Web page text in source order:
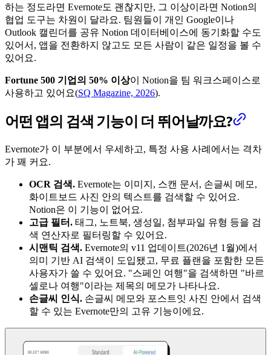
하는 정도라면 Evernote도 괜찮지만, 그 이상이라면 Notion의
협업 도구는 차원이 달라요. 팀원들이 개인 Google이나
Outlook 캘린더를 공유 Notion 데이터베이스에 동기화할 수도
있어서, 앱을 전환하지 않고도 모든 사람이 같은 일정을 볼 수
있어요.
Fortune 500 기업의 50% 이상이 Notion을 팀 워크스페이스로
사용하고 있어요(SQ Magazine, 2026).
어떤 앱의 검색 기능이 더 뛰어날까요?
Evernote가 이 부분에서 우세하고, 특정 사용 사례에서는 격차
가 꽤 커요.
OCR 검색. Evernote는 이미지, 스캔 문서, 손글씨 메모,
화이트보드 사진 안의 텍스트를 검색할 수 있어요.
Notion은 이 기능이 없어요.
고급 필터. 태그, 노트북, 생성일, 첨부파일 유형 등을 검
색 연산자로 필터링할 수 있어요.
시맨틱 검색. Evernote의 v11 업데이트(2026년 1월)에서
의미 기반 AI 검색이 도입됐고, 무료 플랜을 포함한 모든
사용자가 쓸 수 있어요. "스페인 여행"을 검색하면 "바르
셀로나 여행"이라는 제목의 메모가 나타나요.
손글씨 인식. 손글씨 메모와 포스트잇 사진 안에서 검색
할 수 있는 Evernote만의 고유 기능이에요.